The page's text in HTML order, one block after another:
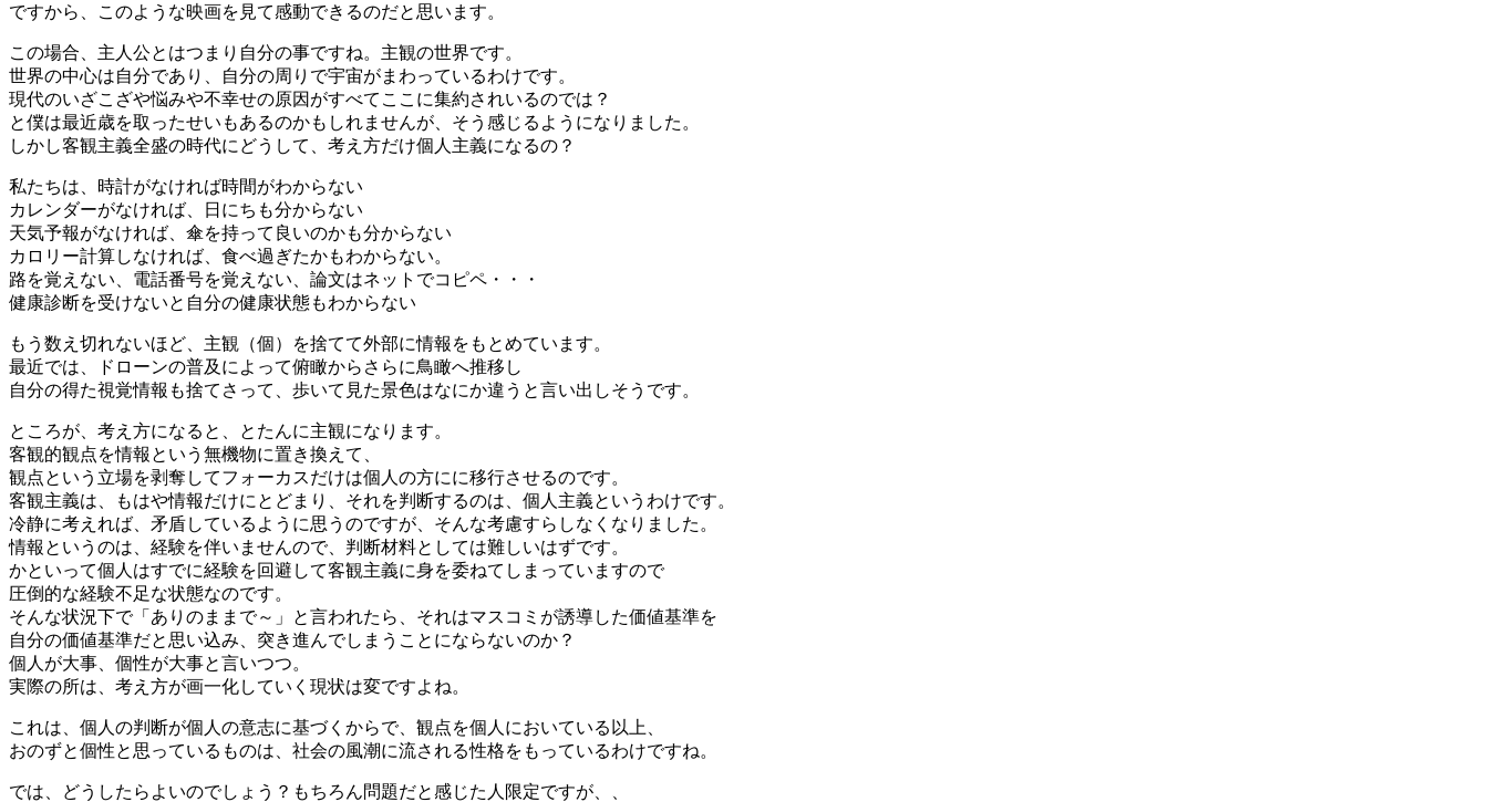
ですから、このような映画を見て感動できるのだと思います。
この場合、主人公とはつまり自分の事ですね。主観の世界です。
世界の中心は自分であり、自分の周りで宇宙がまわっているわけです。
現代のいざこざや悩みや不幸せの原因がすべてここに集約されいるのでは？
と僕は最近歳を取ったせいもあるのかもしれませんが、そう感じるようになりました。
しかし客観主義全盛の時代にどうして、考え方だけ個人主義になるの？
私たちは、時計がなければ時間がわからない
カレンダーがなければ、日にちも分からない
天気予報がなければ、傘を持って良いのかも分からない
カロリー計算しなければ、食べ過ぎたかもわからない。
路を覚えない、電話番号を覚えない、論文はネットでコピペ・・・
健康診断を受けないと自分の健康状態もわからない
もう数え切れないほど、主観（個）を捨てて外部に情報をもとめています。
最近では、ドローンの普及によって俯瞰からさらに鳥瞰へ推移し
自分の得た視覚情報も捨てさって、歩いて見た景色はなにか違うと言い出しそうです。
ところが、考え方になると、とたんに主観になります。
客観的観点を情報という無機物に置き換えて、
観点という立場を剥奪してフォーカスだけは個人の方にに移行させるのです。
客観主義は、もはや情報だけにとどまり、それを判断するのは、個人主義というわけです。
冷静に考えれば、矛盾しているように思うのですが、そんな考慮すらしなくなりました。
情報というのは、経験を伴いませんので、判断材料としては難しいはずです。
かといって個人はすでに経験を回避して客観主義に身を委ねてしまっていますので
圧倒的な経験不足な状態なのです。
そんな状況下で「ありのままで～」と言われたら、それはマスコミが誘導した価値基準を
自分の価値基準だと思い込み、突き進んでしまうことにならないのか？
個人が大事、個性が大事と言いつつ。
実際の所は、考え方が画一化していく現状は変ですよね。
これは、個人の判断が個人の意志に基づくからで、観点を個人においている以上、
おのずと個性と思っているものは、社会の風潮に流される性格をもっているわけですね。
では、どうしたらよいのでしょう？もちろん問題だと感じた人限定ですが、、